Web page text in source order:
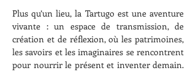
Plus qu’un lieu, la Tartugo est une aventure
vivante : un espace de transmission, de
création et de réflexion, où les patrimoines,
les savoirs et les imaginaires se rencontrent
pour nourrir le présent et inventer demain.